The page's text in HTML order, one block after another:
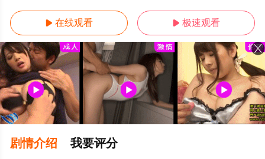
 在线观看  极速观看
剧情介绍 我要评分